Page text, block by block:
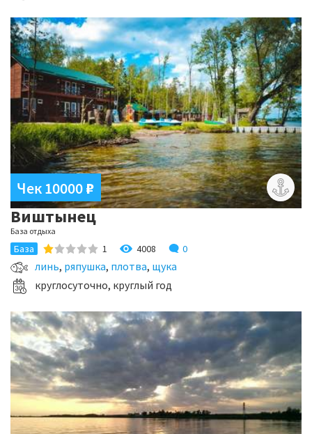
Чек 10000₽
Виштынец
База отдыха
База 1 4008 0
линь, ряпушка, плотва, щука
круглосуточно, круглый год